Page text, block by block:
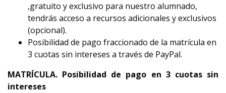
,gratuito y exclusivo para nuestro alumnado,
tendrás acceso a recursos adicionales y exclusivos
(opcional).
Posibilidad de pago fraccionado de la matrícula en
3 cuotas sin intereses a través de PayPal.
MATRÍCULA. Posibilidad de pago en 3 cuotas sin
intereses